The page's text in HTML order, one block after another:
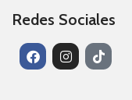
Redes Sociales